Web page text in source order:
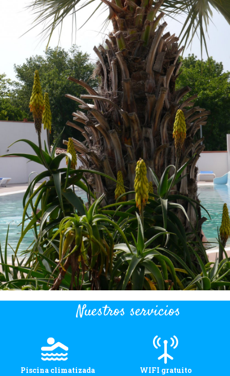
Documentación
Noticias
Casa móvil y tarifas
Parcela y tarifas
Habitación por noche y precios
Nuestros servicios
Piscina climatizada WIFI gratuito